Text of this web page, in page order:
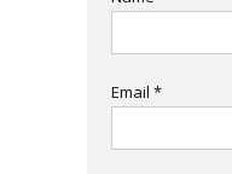
Email *